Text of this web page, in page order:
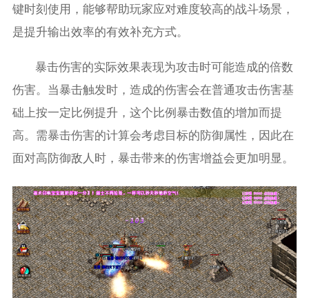
键时刻使用，能够帮助玩家应对难度较高的战斗场景，
是提升输出效率的有效补充方式。
暴击伤害的实际效果表现为攻击时可能造成的倍数
伤害。当暴击触发时，造成的伤害会在普通攻击伤害基
础上按一定比例提升，这个比例暴击数值的增加而提
高。需暴击伤害的计算会考虑目标的防御属性，因此在
面对高防御敌人时，暴击带来的伤害增益会更加明显。